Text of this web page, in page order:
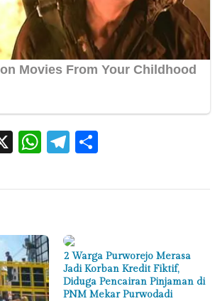
X WhatsApp
Telegram
2 Warga Purworejo Merasa
Jadi Korban Kredit Fiktif,
Diduga Pencairan Pinjaman di
PNM Mekar Purwodadi